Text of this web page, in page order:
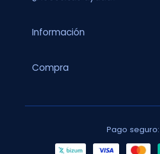
Información
Compra
Pago seguro: